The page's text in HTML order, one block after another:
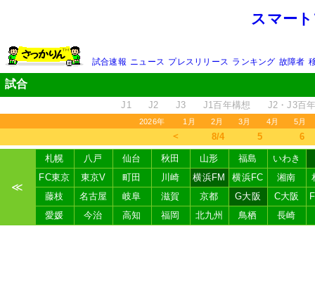
スマー
試合速報 ニュース プレスリリース ランキング 故障者
試合
J1 J2 J3 J1百年構想 J2・J3百
2026年 1月 2月 3月 4月 5月
＜ 8/4 5 6
≪
札幌 八戸 仙台 秋田 山形 福島
いわき
FC東京
東京V 町田 川崎 横浜FM 横浜FC 湘南
藤枝
名古屋 岐阜 滋賀 京都 G大阪 C大阪
愛媛
今治 高知 福岡 北九州 鳥栖 長崎